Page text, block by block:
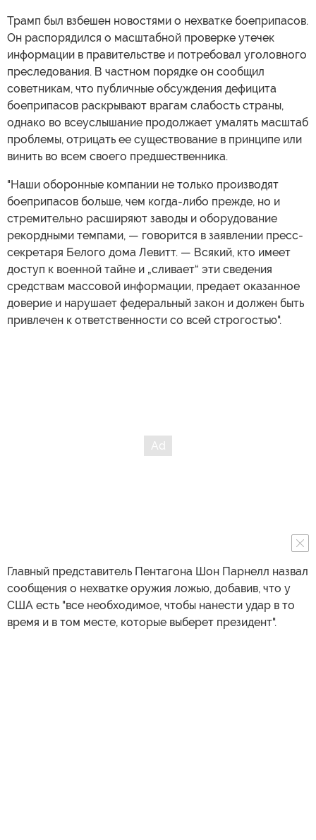
Трамп был взбешен новостями о нехватке боеприпасов.
Он распорядился о масштабной проверке утечек
информации в правительстве и потребовал уголовного
преследования. В частном порядке он сообщил
советникам, что публичные обсуждения дефицита
боеприпасов раскрывают врагам слабость страны,
однако во всеуслышание продолжает умалять масштаб
проблемы, отрицать ее существование в принципе или
винить во всем своего предшественника.
"Наши оборонные компании не только производят
боеприпасов больше, чем когда-либо прежде, но и
стремительно расширяют заводы и оборудование
рекордными темпами, — говорится в заявлении пресс-
секретаря Белого дома Левитт. — Всякий, кто имеет
доступ к военной тайне и „сливает“ эти сведения
средствам массовой информации, предает оказанное
доверие и нарушает федеральный закон и должен быть
привлечен к ответственности со всей строгостью".
Главный представитель Пентагона Шон Парнелл назвал
сообщения о нехватке оружия ложью, добавив, что у
США есть "все необходимое, чтобы нанести удар в то
время и в том месте, которые выберет президент".